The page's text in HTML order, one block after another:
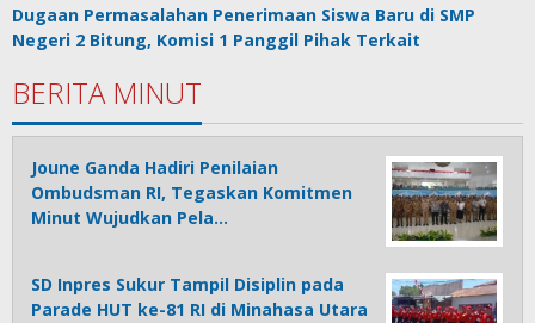
Dugaan Permasalahan Penerimaan Siswa Baru di SMP
Negeri 2 Bitung, Komisi 1 Panggil Pihak Terkait
BERITA MINUT
Joune Ganda Hadiri Penilaian
Ombudsman RI, Tegaskan Komitmen
Minut Wujudkan Pela…
SD Inpres Sukur Tampil Disiplin pada
Parade HUT ke-81 RI di Minahasa Utara